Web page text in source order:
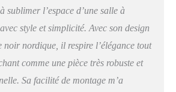
sublimer l’espace d’une salle à
style et simplicité. Avec son design
noir nordique, il respire l’élégance tout
comme une pièce très robuste et
Sa facilité de montage m’a